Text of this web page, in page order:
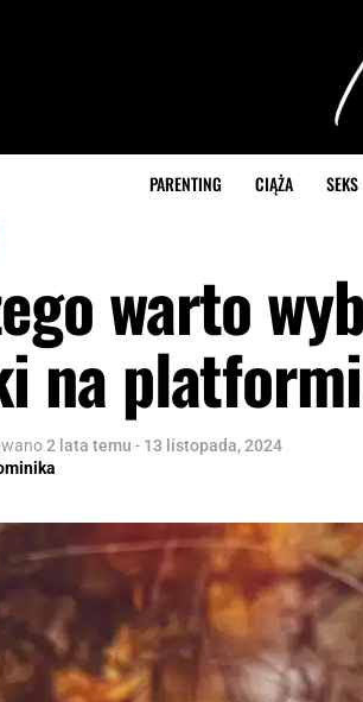
PARENTING CIĄŻA SEKS
warto
na
2 lata temu - 13 listopada, 2024